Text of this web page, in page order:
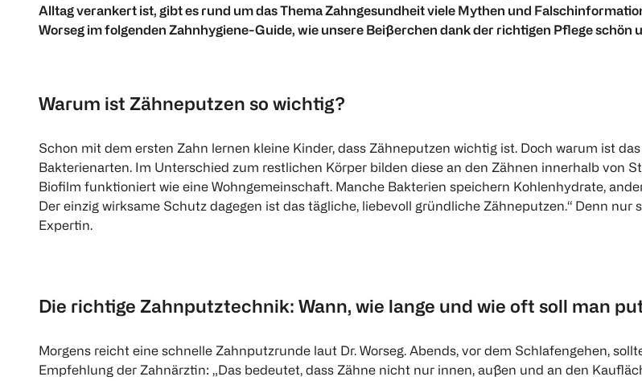
Alltag verankert ist, gibt es rund um das Thema Zahngesundheit viele Mythen und
Worseg im folgenden Zahnhygiene-Guide, wie unsere Beißerchen dank der richtigen Pflege schön
Warum ist Zähneputzen so wichtig?
Schon mit dem ersten Zahn lernen kleine Kinder, dass Zähneputzen wichtig ist. Doch warum ist
Bakterienarten. Im Unterschied zum restlichen Körper bilden diese an den Zähnen innerhalb von
Biofilm funktioniert wie eine Wohngemeinschaft. Manche Bakterien speichern Kohlenhydrate,
Der einzig wirksame Schutz dagegen ist das tägliche, liebevoll gründliche Zähneputzen.“ Denn
Expertin.
Die richtige Zahnputztechnik: Wann, wie lange und wie oft soll man
Morgens reicht eine schnelle Zahnputzrunde laut Dr. Worseg. Abends, vor dem Schlafengehen,
Empfehlung der Zahnärztin: „Das bedeutet, dass Zähne nicht nur innen, außen und an den